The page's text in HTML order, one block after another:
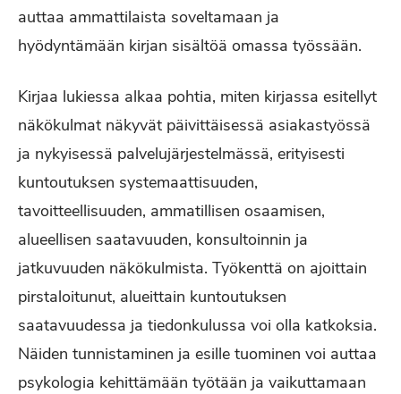
auttaa ammattilaista soveltamaan ja
hyödyntämään kirjan sisältöä omassa työssään.
Kirjaa lukiessa alkaa pohtia, miten kirjassa esitellyt
näkökulmat näkyvät päivittäisessä asiakastyössä
ja nykyisessä palvelujärjestelmässä, erityisesti
kuntoutuksen systemaattisuuden,
tavoitteellisuuden, ammatillisen osaamisen,
alueellisen saatavuuden, konsultoinnin ja
jatkuvuuden näkökulmista. Työkenttä on ajoittain
pirstaloitunut, alueittain kuntoutuksen
saatavuudessa ja tiedonkulussa voi olla katkoksia.
Näiden tunnistaminen ja esille tuominen voi auttaa
psykologia kehittämään työtään ja vaikuttamaan